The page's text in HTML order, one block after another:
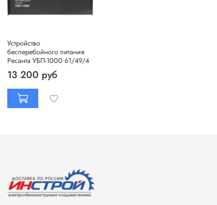
Устройство
бесперебойного питания
Ресанта УБП-1000 61/49/4
13 200 руб